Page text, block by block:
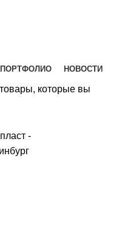
ПОРТФОЛИО
НОВОСТИ
которые вы